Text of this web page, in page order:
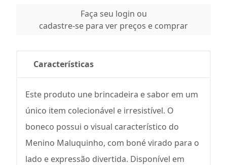
Faça seu login ou
cadastre-se para ver preços e comprar
Características
Este produto une brincadeira e sabor em um
único item colecionável e irresistível. O
boneco possui o visual característico do
Menino Maluquinho, com boné virado para o
lado e expressão divertida. Disponível em